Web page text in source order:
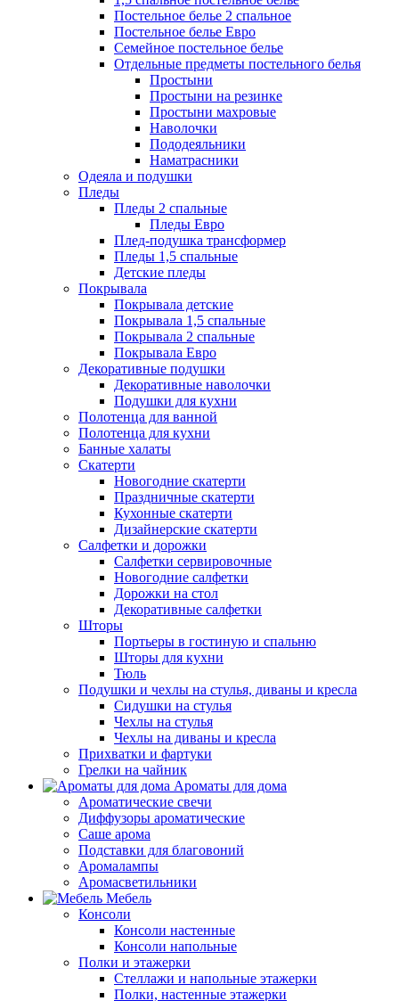
Постельное белье 2 спальное
Постельное белье Евро
Семейное постельное белье
Отдельные предметы постельного белья
Простыни
Простыни на резинке
Простыни махровые
Наволочки
Пододеяльники
Наматрасники
Одеяла и подушки
Пледы
Пледы 2 спальные
Пледы Евро
Плед-подушка трансформер
Пледы 1,5 спальные
Детские пледы
Покрывала
Покрывала детские
Покрывала 1,5 спальные
Покрывала 2 спальные
Покрывала Евро
Декоративные подушки
Декоративные наволочки
Подушки для кухни
Полотенца для ванной
Полотенца для кухни
Банные халаты
Скатерти
Новогодние скатерти
Праздничные скатерти
Кухонные скатерти
Дизайнерские скатерти
Салфетки и дорожки
Салфетки сервировочные
Новогодние салфетки
Дорожки на стол
Декоративные салфетки
Шторы
Портьеры в гостиную и спальню
Шторы для кухни
Тюль
Подушки и чехлы на стулья, диваны и кресла
Сидушки на стулья
Чехлы на стулья
Чехлы на диваны и кресла
Прихватки и фартуки
Грелки на чайник
Ароматы для дома
Ароматические свечи
Диффузоры ароматические
Саше арома
Подставки для благовоний
Аромалампы
Аромасветильники
Мебель
Консоли
Консоли настенные
Консоли напольные
Полки и этажерки
Стеллажи и напольные этажерки
Полки, настенные этажерки